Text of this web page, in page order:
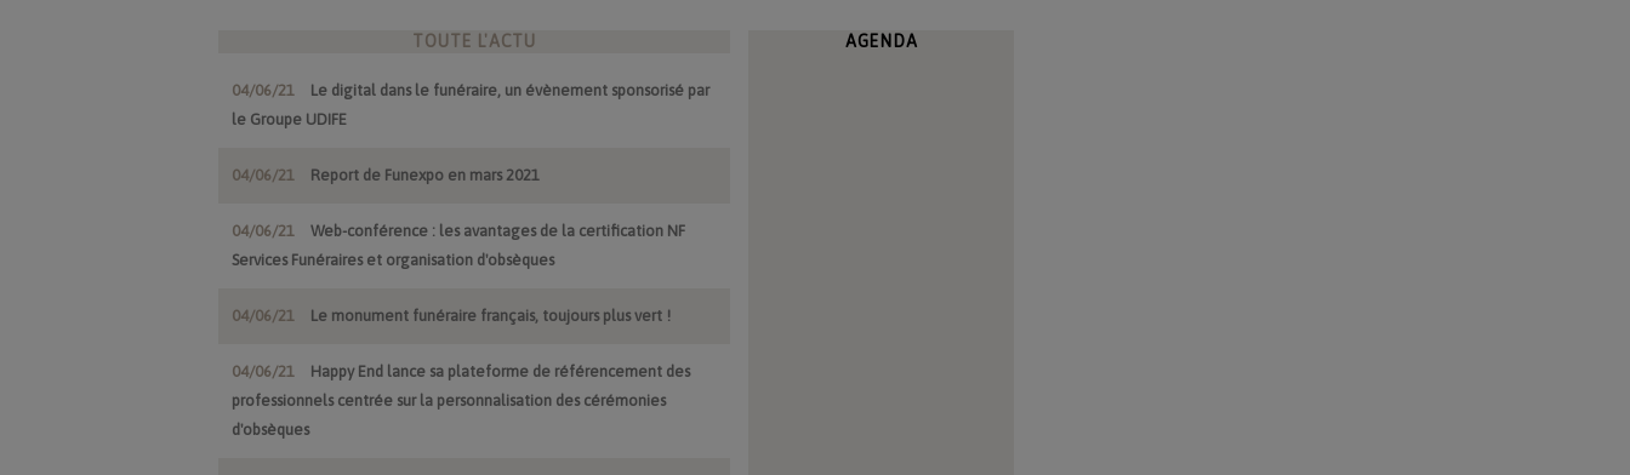
TOUTE L'ACTU
04/06/21
Le digital dans le funéraire, un évènement sponsorisé par
le Groupe UDIFE
04/06/21 Report de Funexpo en mars 2021
04/06/21
Web-conférence : les avantages de la certification NF
Services Funéraires et organisation d'obsèques
04/06/21 Le monument funéraire français, toujours plus vert !
04/06/21
Happy End lance sa plateforme de référencement des
professionnels centrée sur la personnalisation des cérémonies
d'obsèques
AGENDA